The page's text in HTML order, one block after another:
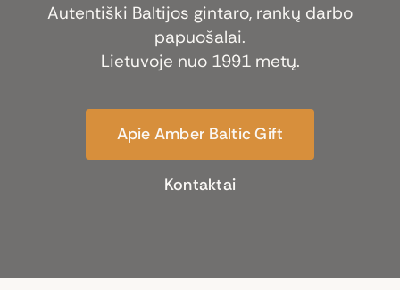
Autentiški Baltijos gintaro, rankų darbo
papuošalai.
Lietuvoje nuo 1991 metų.
Apie Amber Baltic Gift
Kontaktai